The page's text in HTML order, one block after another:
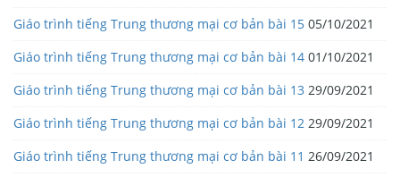
Giáo trình tiếng Trung thương mại cơ bản bài 15 05/10/2021
Giáo trình tiếng Trung thương mại cơ bản bài 14 01/10/2021
Giáo trình tiếng Trung thương mại cơ bản bài 13 29/09/2021
Giáo trình tiếng Trung thương mại cơ bản bài 12 29/09/2021
Giáo trình tiếng Trung thương mại cơ bản bài 11 26/09/2021